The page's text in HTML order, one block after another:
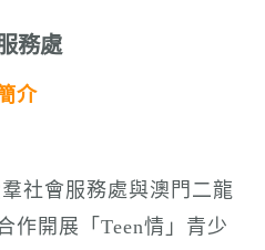
務處
介
社會服務處與澳門二龍
作開展「Teen情」青少